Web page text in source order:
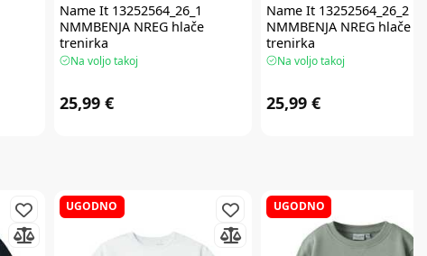
Name It13252564_26_1
NMMBENJA NREG hlače
trenirka
Na voljo takoj
25,99 €
Name It13252564_26_2
NMMBENJA NREG hlače
trenirka
Na voljo takoj
25,99 €
UGODNO UGODNO